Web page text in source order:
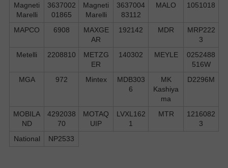
Magneti
Marelli
3637002
01865
Magneti
Marelli
3637004
83112
MALO 1051018
MAPCO 6908
MAXGE
AR
192142 MDR
MRP222
3
Metelli
2208810
METZG
ER
140302 MEYLE
0252488
516W
MGA
972 Mintex
MDB303
6
MK
Kashiya
ma
D2296M
MOBILA
ND
4292038
70
MOTAQ
UIP
LVXL162
1
MTR
1216082
3
National
NP2533